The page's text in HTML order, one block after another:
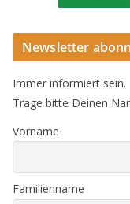
Newsletter
Immer informiert sein.
Trage bitte Deinen
Vorname
Familienname